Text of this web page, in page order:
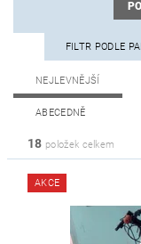
FILTR PODLE
NEJLEVNĚJŠÍ
ABECEDNĚ
18 položek celkem
AKCE